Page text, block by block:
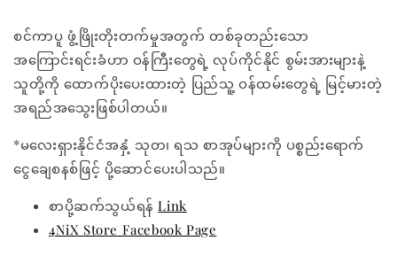
စင်ကာပူ ဖွံ့ဖြိုးတိုးတက်မှုအတွက် တစ်ခုတည်းသော
အကြောင်းရင်းခံဟာ ဝန်ကြီးတွေရဲ့ လုပ်ကိုင်နိုင် စွမ်းအားများနဲ့
သူတို့ကို ထောက်ပိုးပေးထားတဲ့ ပြည်သူ့ ဝန်ထမ်းတွေရဲ့ မြင့်မားတဲ့
အရည်အသွေးဖြစ်ပါတယ်။
*မလေးရှားနိုင်ငံအနှံ့ သုတ၊ ရသ စာအုပ်များကို ပစ္စည်းရောက်
ငွေချေစနစ်ဖြင့် ပို့ဆောင်ပေးပါသည်။
စာပို့ဆက်သွယ်ရန်Link
4NiX Store Facebook Page